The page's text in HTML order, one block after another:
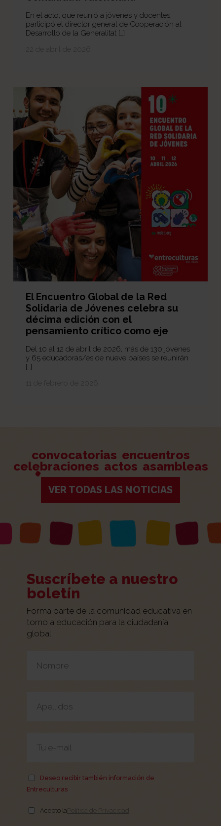
En el acto, que reunió a jóvenes y docentes,
participó el director general de Cooperación al
Desarrollo de la Generalitat […]
22 de abril de 2026
El Encuentro Global de la Red
Solidaria de Jóvenes celebra su
décima edición con el
pensamiento crítico como eje
Del 10 al 12 de abril de 2026, más de 130 jóvenes
y 65 educadoras/es de nueve países se reunirán
[…]
11 de febrero de 2026
convocatorias encuentros
celebraciones actos asambleas
VER TODAS LAS NOTICIAS
Suscríbete a nuestro
boletín
Forma parte de la comunidad educativa en
torno a educación para la ciudadanía
global.
Deseo recibir también información de
Entreculturas
Acepto laPolítica de Privacidad